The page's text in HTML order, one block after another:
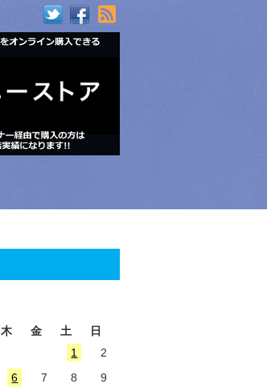
木 金 土
日
1
2
6 7 8
9